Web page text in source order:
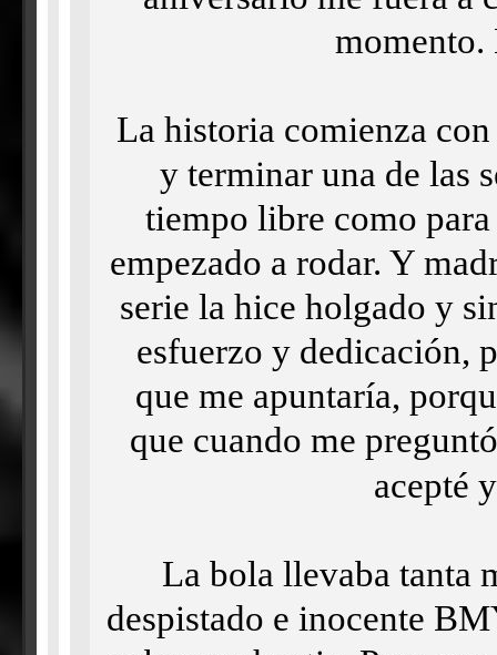
momento.
La historia comienza
y terminar una de las
tiempo libre como
empezado a rodar. Y
serie la hice holgado y
esfuerzo y dedicación,
que me apuntaría,
que cuando me
acepté
La bola llevaba tanta
despistado e inocente